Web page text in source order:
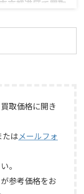
Olympus専用エンクロ
ッシブラジエーター、
ライバー、HL91ホー
ネットワークなどを組
京都港区で買取
ロールアンプ
/ PLS-226L」を出張
アンプで、左右チャン
リューム、バランス、
、バランス出力、フ
ドやバランス入力カ
無、電源部の状態、
ブル、外観コンディシ
扱説明書など付属品の
確認しながら査定いた
取価格に開き
たはメールフォ
。
参考価格をお